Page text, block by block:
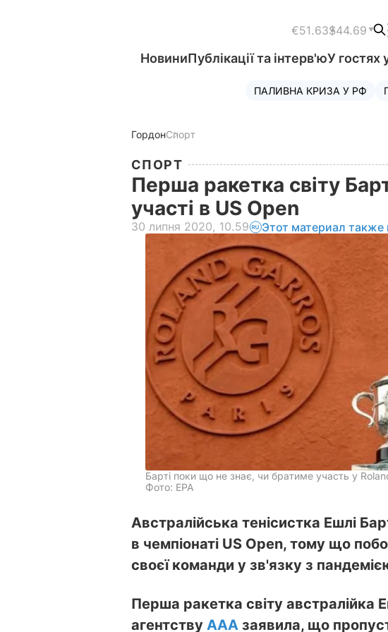
€51.63$44.69
НовиниПублікації та інтерв'юУ гостях
ПАЛИВНА КРИЗА У РФ
ГордонСпорт
СПОРТ
Перша ракетка світу
участі в US Open
30 липня 2020, 10.59 Этот материал
Барті поки що не знає, чи братиме участь у
Фото: ЕРА
Австралійська тенісистка Ешлі
в чемпіонаті US Open, тому що
своєї команди у зв'язку з
Перша ракетка світу австралійка
агентству ААА заявила, що